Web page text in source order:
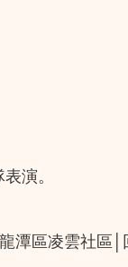
演。
龍潭區凌雲社區│